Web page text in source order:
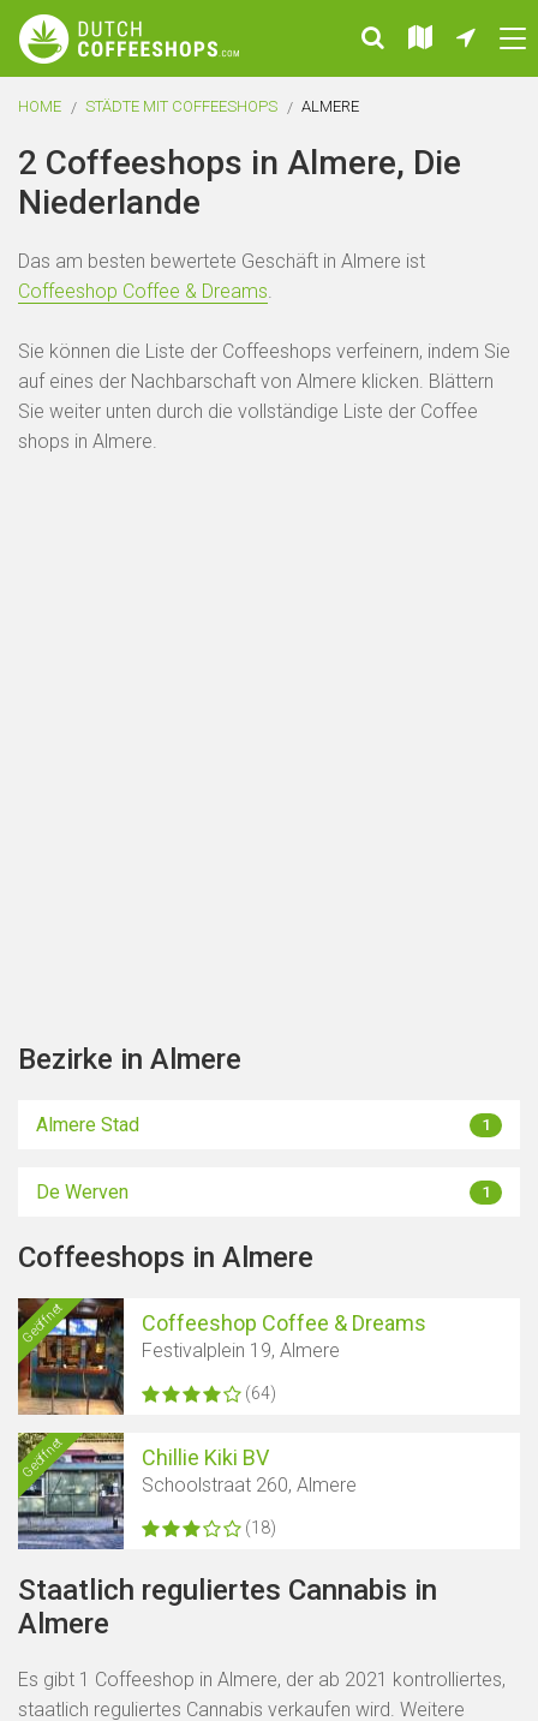
HOME STÄDTE MIT COFFEESHOPS ALMERE
2 Coffeeshops in Almere, Die
Niederlande
Das am besten bewertete Geschäft in Almere ist
Coffeeshop Coffee & Dreams.
Sie können die Liste der Coffeeshops verfeinern, indem Sie
auf eines der Nachbarschaft von Almere klicken. Blättern
Sie weiter unten durch die vollständige Liste der Coffee
shops in Almere.
Bezirke in Almere
Almere Stad 1
De Werven 1
Coffeeshops in Almere
Geöffnet Coffeeshop Coffee & Dreams
Festivalplein 19, Almere
(64)
Geöffnet Chillie Kiki BV
Schoolstraat 260, Almere
(18)
Staatlich reguliertes Cannabis in
Almere
Es gibt 1 Coffeeshop in Almere, der ab 2021 kontrolliertes,
staatlich reguliertes Cannabis verkaufen wird. Weitere